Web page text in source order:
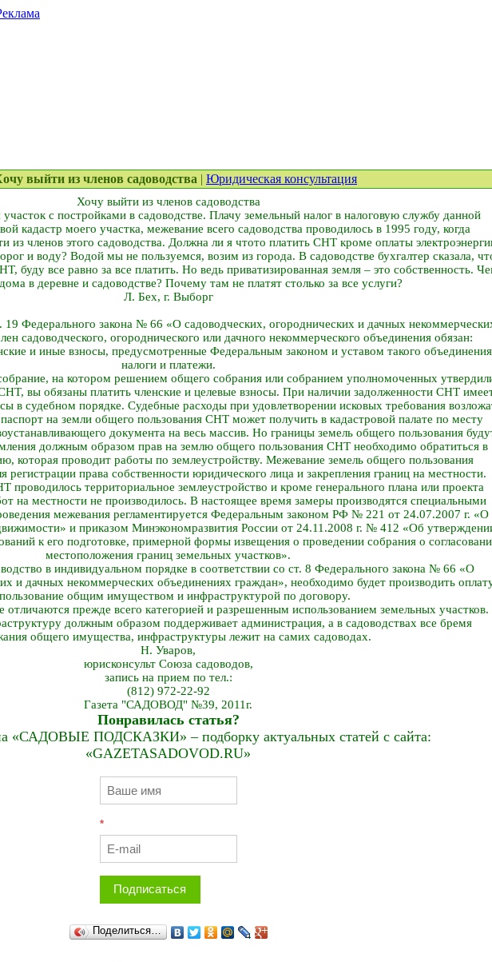
выйти из членов садоводства | Юридическая консультация
Хочу выйти из членов садоводства
с постройками в садоводстве. Плачу земельный налог в налоговую службу данной
кадастр моего участка, межевание всего садоводства проводилось в 1995 году, когда
из членов этого садоводства. Должна ли я что­то платить СНТ кроме оплаты
и воду? Водой мы не пользуемся, возим из города. В садоводстве бухгалтер сказала,
буду все равно за все платить. Но ведь приватизированная земля – это собственность.
в деревне и садоводстве? Почему там не платят столько за все услуги?
Л. Бех, г. Выборг
19 Федерального закона № 66 «О садоводческих, огороднических и дачных
садоводческого, огороднического или дачного некоммерческого объединения обязан:
и иные взносы, предусмотренные Федеральным законом и уставом такого
налоги и платежи.
на котором решением общего собрания или собранием уполномоченных
вы обязаны платить членские и целевые взносы. При наличии задолженности СНТ
в судебном порядке. Судебные расходы при удовлетворении исковых требования
на земли общего пользования СНТ может получить в кадастровой палате по месту
документа на весь массив. Но границы земель общего пользования
должным образом прав на землю общего пользования СНТ необходимо обратиться в
которая проводит работы по землеустройству. Межевание земель общего пользования
регистрации права собственности юридического лица и закрепления границ на местности.
проводилось территориальное землеустройство и кроме генерального плана или проекта
на местности не производилось. В настоящее время замеры производятся специальными
межевания регламентируется Федеральным законом РФ № 221 от 24.07.2007 г. «О
и приказом Минэкономразвития России от 24.11.2008 г. № 412 «Об
к его подготовке, примерной формы извещения о проведении собрания о
местоположения границ земельных участков».
в индивидуальном порядке в соответствии со ст. 8 Федерального закона № 66 «О
и дачных некоммерческих объединениях граждан», необходимо будет производить
общим имуществом и инфраструктурой по договору.
отличаются прежде всего категорией и разрешенным использованием земельных
должным образом поддерживает администрация, а в садоводствах все бремя
общего имущества, инфраструктуры лежит на самих садоводах.
Н. Уваров,
юрисконсульт Союза садоводов,
запись на прием по тел.:
(812) 972-22-92
Газета "САДОВОД" №39, 2011г.
Понравилась статья?
«САДОВЫЕ ПОДСКАЗКИ» – подборку актуальных статей с сайта:
«GAZETASADOVOD.RU»
*
Подписаться
Поделиться…